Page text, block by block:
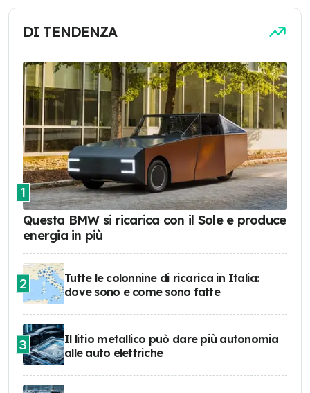
DI TENDENZA
1
Questa BMW si ricarica con il Sole e produce
energia in più
2
Tutte le colonnine di ricarica in Italia:
dove sono e come sono fatte
3
Il litio metallico può dare più autonomia
alle auto elettriche